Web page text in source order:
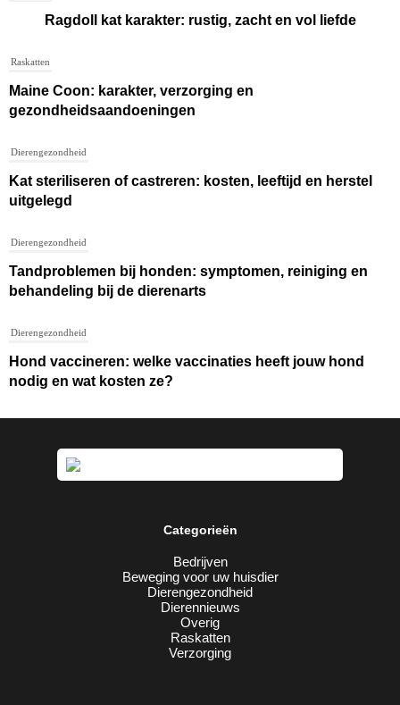
Ragdoll kat karakter: rustig, zacht en vol liefde
Raskatten
Maine Coon: karakter, verzorging en
gezondheidsaandoeningen
Dierengezondheid
Kat steriliseren of castreren: kosten, leeftijd en herstel
uitgelegd
Dierengezondheid
Tandproblemen bij honden: symptomen, reiniging en
behandeling bij de dierenarts
Dierengezondheid
Hond vaccineren: welke vaccinaties heeft jouw hond
nodig en wat kosten ze?
Categorieën
Bedrijven
Beweging voor uw huisdier
Dierengezondheid
Dierennieuws
Overig
Raskatten
Verzorging